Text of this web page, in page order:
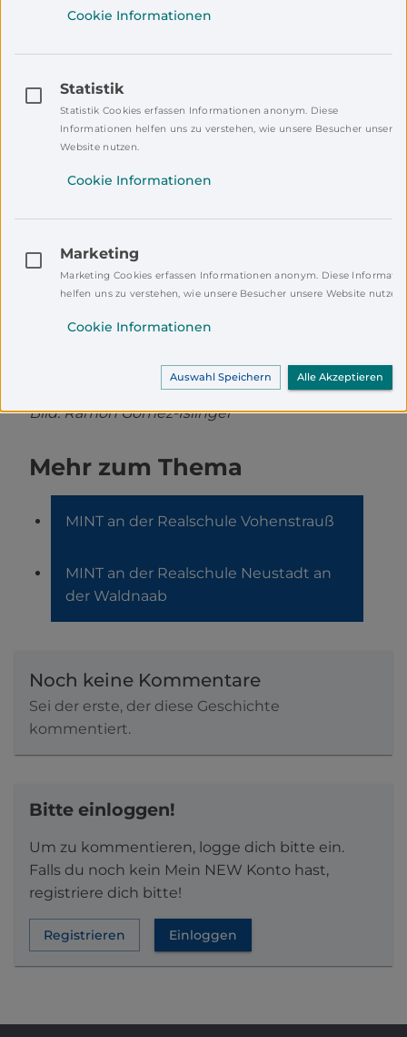
das Landratsamt dafür gerade am Aufbau eines
vernetzt, Fördermittel generiert, lokale
Forschungseinrichtungen geplant und die
Weitergabe von Materialien und Knowhow von
MINT-Unternehmen an Schulen in NEW auf
den Weg gebracht.
Kraft sieht das Engagement des Landratsamts
einfließen, positiv. Gomez-Islinger freut sich
über eine gute Zusammenarbeit mit NEW: „Der
nichts übergestülpt wird, sondern die Schulen
Bild: Ramon Gomez-Islinger
Mehr zum Thema
MINT an der Realschule Vohenstrauß
MINT an der Realschule Neustadt an
der Waldnaab
Noch keine Kommentare
Sei der erste, der diese Geschichte
kommentiert.
Bitte einloggen!
Um zu kommentieren, logge dich bitte ein.
Falls du noch kein Mein NEW Konto hast,
registriere dich bitte!
Registrieren Einloggen
Cookie Informationen
Statistik
Statistik Cookies erfassen Informationen anonym. Diese
Informationen helfen uns zu verstehen, wie unsere Besucher unsere
Website nutzen.
Cookie Informationen
Marketing
Marketing Cookies erfassen Informationen anonym. Diese
helfen uns zu verstehen, wie unsere Besucher unsere Website nutzen.
Cookie Informationen
Auswahl Speichern Alle Akzeptieren